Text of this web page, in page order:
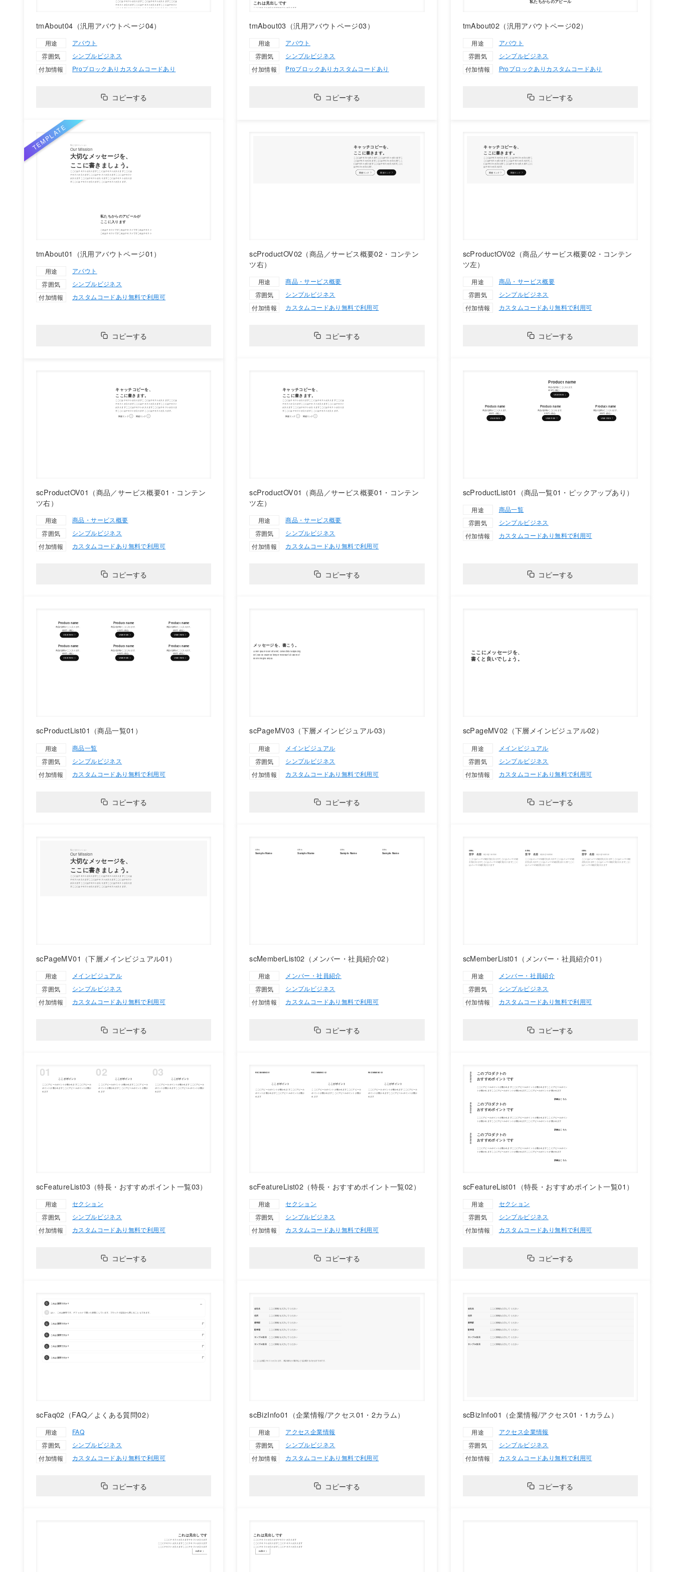
tmAbout04（汎用アバウトページ04）
用途
アバウト
雰囲気
シンプルビジネス
付加情報
Proブロックあり カスタムコードあり
コピーする
tmAbout03（汎用アバウトページ03）
用途
アバウト
雰囲気
シンプルビジネス
付加情報
Proブロックあり カスタムコードあり
コピーする
tmAbout02（汎用アバウトページ02）
用途
アバウト
雰囲気
シンプルビジネス
付加情報
Proブロックあり カスタムコードあり
コピーする
tmAbout01（汎用アバウトページ01）
用途
アバウト
雰囲気
シンプルビジネス
付加情報
カスタムコードあり 無料で利用可
コピーする
scProductOV02（商品／サービス概要02・コンテン
ツ右）
用途
商品・サービス概要
雰囲気
シンプルビジネス
付加情報
カスタムコードあり 無料で利用可
コピーする
scProductOV02（商品／サービス概要02・コンテン
ツ左）
用途
商品・サービス概要
雰囲気
シンプルビジネス
付加情報
カスタムコードあり無料で利用可
コピーする
scProductOV01（商品／サービス概要01・コンテン
ツ右）
用途
商品・サービス概要
雰囲気
シンプルビジネス
付加情報
カスタムコードあり 無料で利用可
コピーする
scProductOV01（商品／サービス概要01・コンテン
ツ左）
用途
商品・サービス概要
雰囲気
シンプルビジネス
付加情報
カスタムコードあり 無料で利用可
コピーする
scProductList01（商品一覧01・ピックアップあり）
用途
商品一覧
雰囲気
シンプルビジネス
付加情報
カスタムコードあり無料で利用可
コピーする
scProductList01（商品一覧01）
用途
商品一覧
雰囲気
シンプルビジネス
付加情報
カスタムコードあり 無料で利用可
コピーする
scPageMV03（下層メインビジュアル03）
用途
メインビジュアル
雰囲気
シンプルビジネス
付加情報
カスタムコードあり 無料で利用可
コピーする
scPageMV02（下層メインビジュアル02）
用途
メインビジュアル
雰囲気
シンプルビジネス
付加情報
カスタムコードあり無料で利用可
コピーする
scPageMV01（下層メインビジュアル01）
用途
メインビジュアル
雰囲気
シンプルビジネス
付加情報
カスタムコードあり 無料で利用可
コピーする
scMemberList02（メンバー・社員紹介02）
用途
メンバー・社員紹介
雰囲気
シンプルビジネス
付加情報
カスタムコードあり 無料で利用可
コピーする
scMemberList01（メンバー・社員紹介01）
用途
メンバー・社員紹介
雰囲気
シンプルビジネス
付加情報
カスタムコードあり無料で利用可
コピーする
scFeatureList03（特長・おすすめポイント一覧03）
用途
セクション
雰囲気
シンプルビジネス
付加情報
カスタムコードあり 無料で利用可
コピーする
scFeatureList02（特長・おすすめポイント一覧02）
用途
セクション
雰囲気
シンプルビジネス
付加情報
カスタムコードあり 無料で利用可
コピーする
scFeatureList01（特長・おすすめポイント一覧01）
用途
セクション
雰囲気
シンプルビジネス
付加情報
カスタムコードあり無料で利用可
コピーする
scFaq02（FAQ／よくある質問02）
用途
FAQ
雰囲気
シンプルビジネス
付加情報
カスタムコードあり 無料で利用可
コピーする
scBizInfo01（企業情報/アクセス01・2カラム）
用途 アクセス企業情報
雰囲気
シンプルビジネス
付加情報
カスタムコードあり 無料で利用可
コピーする
scBizInfo01（企業情報/アクセス01・1カラム）
用途 アクセス企業情報
雰囲気
シンプルビジネス
付加情報
カスタムコードあり無料で利用可
コピーする